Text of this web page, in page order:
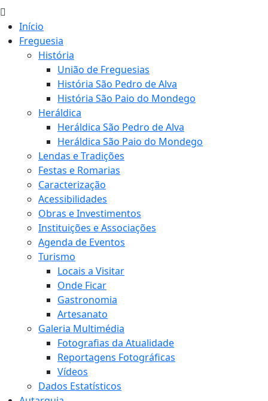
Início
Freguesia
História
União de Freguesias
História São Pedro de Alva
História São Paio do Mondego
Heráldica
Heráldica São Pedro de Alva
Heráldica São Paio do Mondego
Lendas e Tradições
Festas e Romarias
Caracterização
Acessibilidades
Obras e Investimentos
Instituições e Associações
Agenda de Eventos
Turismo
Locais a Visitar
Onde Ficar
Gastronomia
Artesanato
Galeria Multimédia
Fotografias da Atualidade
Reportagens Fotográficas
Vídeos
Dados Estatísticos